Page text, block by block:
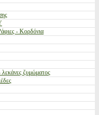
- Κορδόνια
λεκάνες ζυμώματος